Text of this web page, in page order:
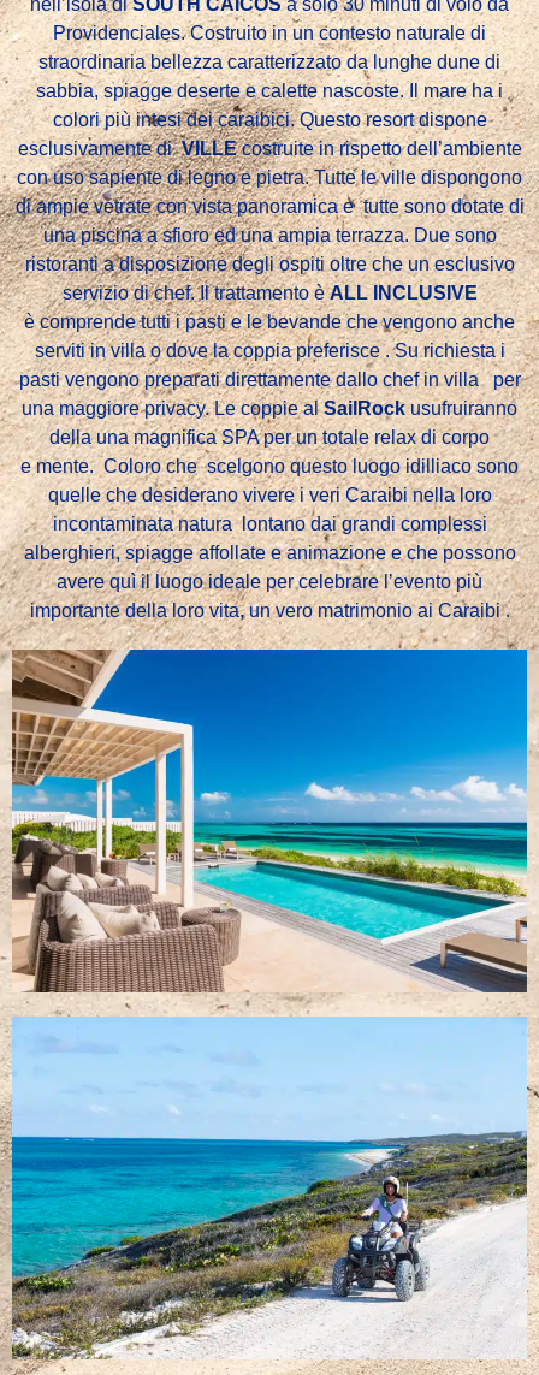
nell’isola diSOUTH CAICOS a solo 30 minuti di volo da
Providenciales. Costruito in un contesto naturale di
straordinaria bellezza caratterizzato da lunghe dune di
sabbia, spiagge deserte e calette nascoste. Il mare ha i
colori più intesi dei caraibici. Questo resort dispone
esclusivamente di VILLE costruite in rispetto dell’ambiente
con uso sapiente di legno e pietra. Tutte le ville dispongono
di ampie vetrate con vista panoramica e tutte sono dotate di
unapiscina a sfioro ed una ampia terrazza. Due sono
ristoranti a disposizione degli ospiti oltre che un esclusivo
servizio di chef. Il trattamento èALL INCLUSIVE
è comprende tutti i pasti e le bevande che vengono anche
serviti in villa o dove la coppia preferisce . Su richiesta i
pasti vengono preparati direttamente dallo chef in villa per
una maggiore privacy. Le coppie alSailRock usufruiranno
della una magnifica SPA per un totale relax di corpo
e mente. Coloro che scelgono questo luogo idilliaco sono
quelle che desiderano vivere i veri Caraibi nella loro
incontaminata natura lontano dai grandi complessi
alberghieri, spiagge affollate e animazione e che possono
avere quì il luogo ideale per celebrare l’evento più
importante della loro vita, un vero matrimonio ai Caraibi .